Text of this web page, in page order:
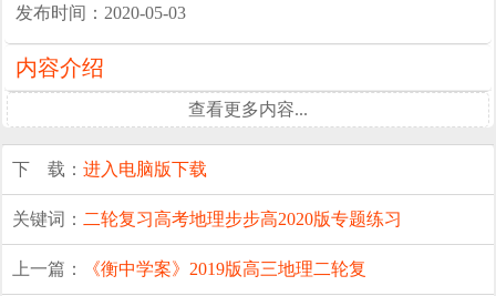
发布时间：2020-05-03
内容介绍
查看更多内容...
下 载：进入电脑版下载
关键词： 二轮复习高考地理步步高2020版专题练习
上一篇： 《衡中学案》2019版高三地理二轮复